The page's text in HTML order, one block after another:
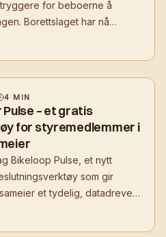
for beboerne å
Borettslaget har nå
en smart løsning for sikker
4 MIN
– et gratis
for styremedlemmer i
Bikeloop Pulse, et nytt
som gir
et tydelig, datadrevet
trygg, effektiv og